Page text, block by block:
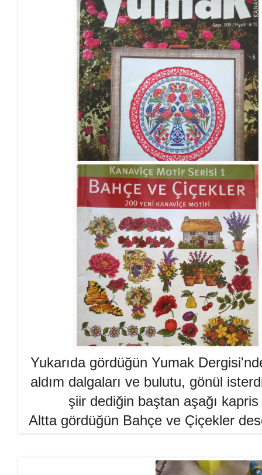
Yukarıda gördüğün Yumak
aldım dalgaları ve bulutu, gönül
şiir dediğin baştan aşağı
Altta gördüğün Bahçe ve Çiçekler